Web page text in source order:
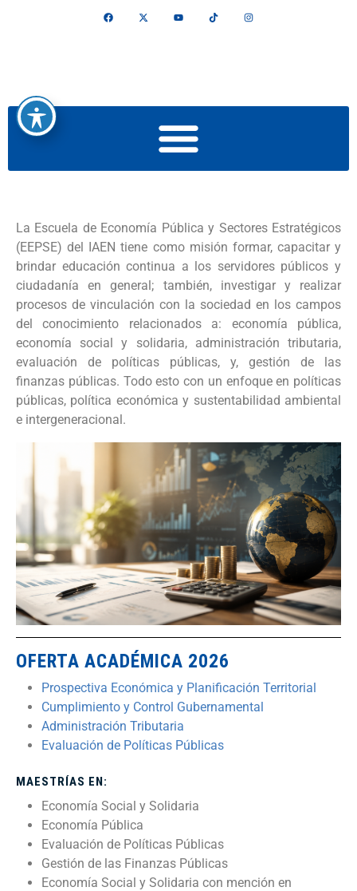
La Escuela de Economía Pública y Sectores Estratégicos
(EEPSE) del IAEN tiene como misión formar, capacitar y
brindar educación continua a los servidores públicos y
ciudadanía en general; también, investigar y realizar
procesos de vinculación con la sociedad en los campos
del conocimiento relacionados a: economía pública,
economía social y solidaria, administración tributaria,
evaluación de políticas públicas, y, gestión de las
finanzas públicas. Todo esto con un enfoque en políticas
públicas, política económica y sustentabilidad ambiental
e intergeneracional.
OFERTA ACADÉMICA 2026
Prospectiva Económica y Planificación Territorial
Cumplimiento y Control Gubernamental
Administración Tributaria
Evaluación de Políticas Públicas
MAESTRÍAS EN:
Economía Social y Solidaria
Economía Pública
Evaluación de Políticas Públicas
Gestión de las Finanzas Públicas
Economía Social y Solidaria con mención en